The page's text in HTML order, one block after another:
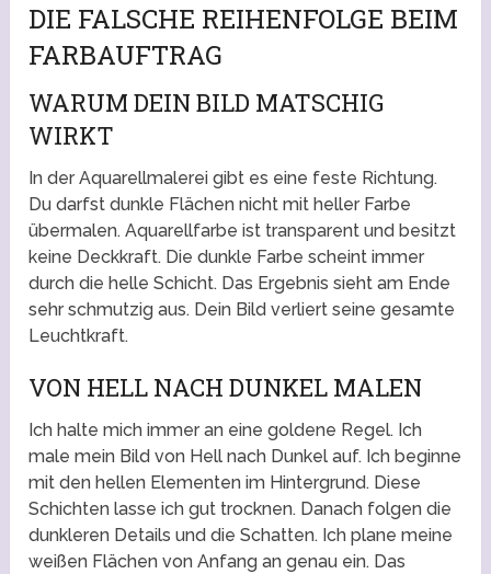
DIE FALSCHE REIHENFOLGE BEIM
FARBAUFTRAG
WARUM DEIN BILD MATSCHIG
WIRKT
In der Aquarellmalerei gibt es eine feste Richtung.
Du darfst dunkle Flächen nicht mit heller Farbe
übermalen. Aquarellfarbe ist transparent und besitzt
keine Deckkraft. Die dunkle Farbe scheint immer
durch die helle Schicht. Das Ergebnis sieht am Ende
sehr schmutzig aus. Dein Bild verliert seine gesamte
Leuchtkraft.
VON HELL NACH DUNKEL MALEN
Ich halte mich immer an eine goldene Regel. Ich
male mein Bild von Hell nach Dunkel auf. Ich beginne
mit den hellen Elementen im Hintergrund. Diese
Schichten lasse ich gut trocknen. Danach folgen die
dunkleren Details und die Schatten. Ich plane meine
weißen Flächen von Anfang an genau ein. Das